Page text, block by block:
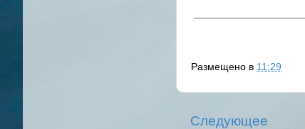
Размещено в 11:29
Следующее